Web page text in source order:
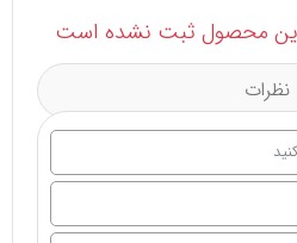
محصول ثبت نشده است
نظرات